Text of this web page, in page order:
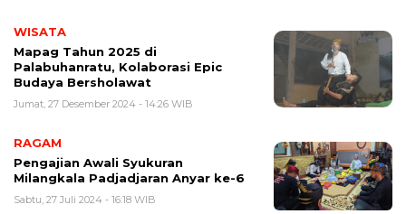
WISATA
Mapag Tahun 2025 di
Palabuhanratu, Kolaborasi Epic
Budaya Bersholawat
Jumat, 27 Desember 2024 - 14:26 WIB
RAGAM
Pengajian Awali Syukuran
Milangkala Padjadjaran Anyar ke-6
Sabtu, 27 Juli 2024 - 16:18 WIB